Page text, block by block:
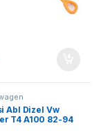
Abl Dizel Vw
T4 A100 82-94